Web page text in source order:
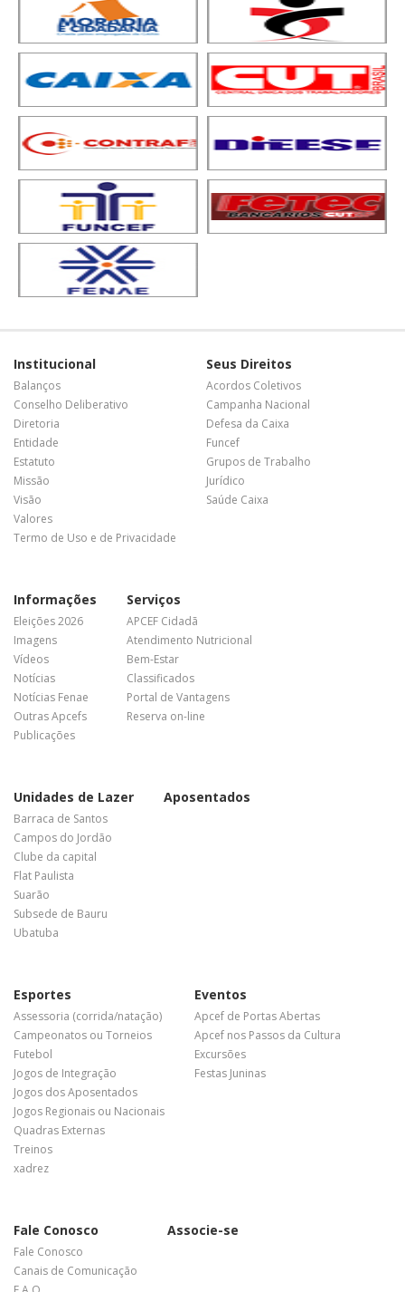
Institucional
Balanços
Conselho Deliberativo
Diretoria
Entidade
Estatuto
Missão
Visão
Valores
Termo de Uso e de Privacidade
Seus Direitos
Acordos Coletivos
Campanha Nacional
Defesa da Caixa
Funcef
Grupos de Trabalho
Jurídico
Saúde Caixa
Informações
Eleições 2026
Imagens
Vídeos
Notícias
Notícias Fenae
Outras Apcefs
Publicações
Serviços
APCEF Cidadã
Atendimento Nutricional
Bem-Estar
Classificados
Portal de Vantagens
Reserva on-line
Unidades de Lazer
Barraca de Santos
Campos do Jordão
Clube da capital
Flat Paulista
Suarão
Subsede de Bauru
Ubatuba
Aposentados
Esportes
Assessoria (corrida/natação)
Campeonatos ou Torneios
Futebol
Jogos de Integração
Jogos dos Aposentados
Jogos Regionais ou Nacionais
Quadras Externas
Treinos
xadrez
Eventos
Apcef de Portas Abertas
Apcef nos Passos da Cultura
Excursões
Festas Juninas
Fale Conosco
Fale Conosco
Canais de Comunicação
Associe-se